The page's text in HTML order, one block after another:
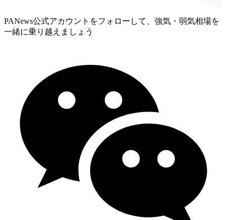
PANews公式アカウントをフォローして、強気・弱気相場を
一緒に乗り越えましょう